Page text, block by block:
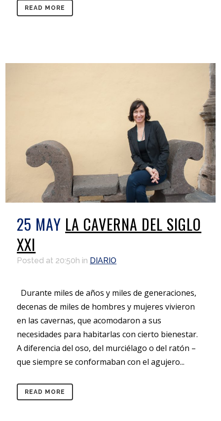
READ MORE
25 MAY LA CAVERNA DEL SIGLO
XXI
Posted at 20:50h in DIARIO
Durante miles de años y miles de generaciones,
decenas de miles de hombres y mujeres vivieron
en las cavernas, que acomodaron a sus
necesidades para habitarlas con cierto bienestar.
A diferencia del oso, del murciélago o del ratón –
que siempre se conformaban con el agujero...
READ MORE